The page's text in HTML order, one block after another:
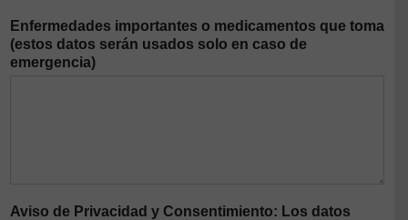
Enfermedades importantes o medicamentos que toma
(estos datos serán usados solo en caso de
emergencia)
Aviso de Privacidad y Consentimiento: Los datos